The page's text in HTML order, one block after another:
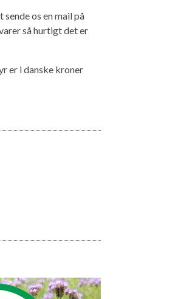
os en mail på
så hurtigt det er
er i danske kroner